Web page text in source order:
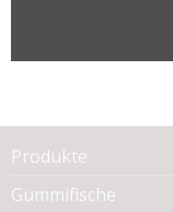
Produkte
Gummifische